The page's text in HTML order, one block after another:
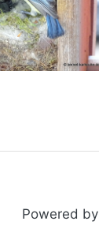
Powered by